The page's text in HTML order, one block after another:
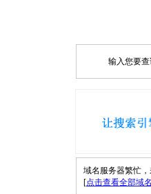
输入您要
域名服务器繁忙，
[点击查看全部域